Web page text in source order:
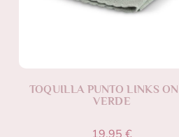
TOQUILLA PUNTO LINKS
VERDE
19,95€